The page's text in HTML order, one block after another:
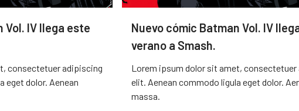
Vol. IV llega este
consectetuer adipiscing
eget dolor. Aenean
Nuevo cómic Batman Vol. IV
verano a Smash.
Lorem ipsum dolor sit amet, consectetuer
elit. Aenean commodo ligula eget dolor.
massa.